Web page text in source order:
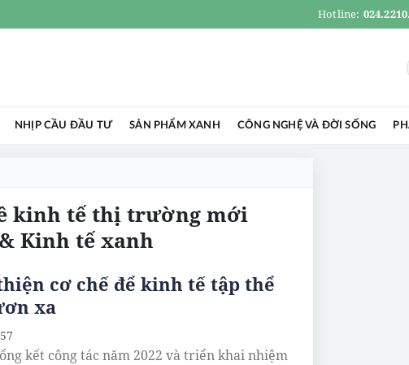
Hotline:
NHỊP CẦU ĐẦU TƯ SẢN PHẨM XANH CÔNG NGHỆ VÀ ĐỜI SỐNG
kinh tế thị trường mới
Kinh tế xanh
cơ chế để kinh tế tập thể
xa
kết công tác năm 2022 và triển khai nhiệm